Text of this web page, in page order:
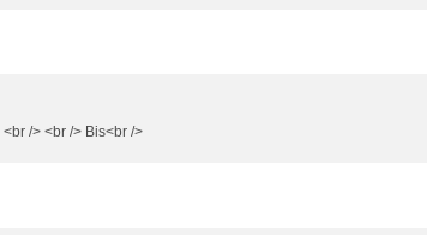
/> <br /> Bis<br />